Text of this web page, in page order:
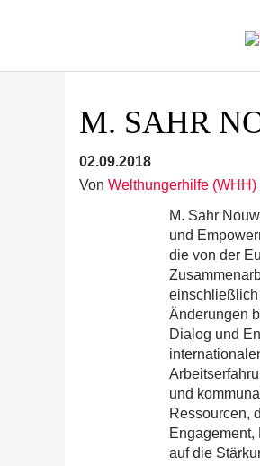
M. SAHR
02.09.2018
Von Welthungerhilfe (WHH)
M. Sahr
und
die von der
einschließlich
Änderungen
Dialog und
und
Ressourcen,
auf die